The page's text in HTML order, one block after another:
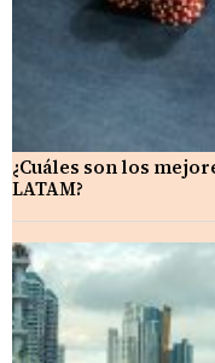
¿Cuáles son los
LATAM?